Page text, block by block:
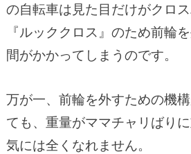
の自転車は見た目だけがクロ
『ルッククロス』のため前輪
間がかかってしまうのです。
万が一、前輪を外すための機
ても、重量がママチャリばり
気には全くなれません。